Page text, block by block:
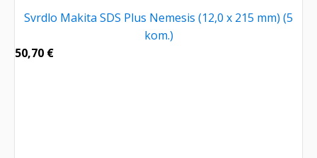
Svrdlo Makita SDS Plus Nemesis (12,0 x 215 mm) (5
kom.)
50,70 €